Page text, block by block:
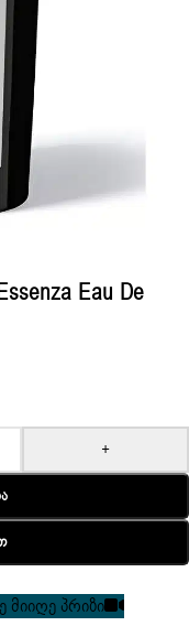
Eau De
+
მიიღე პრიზი